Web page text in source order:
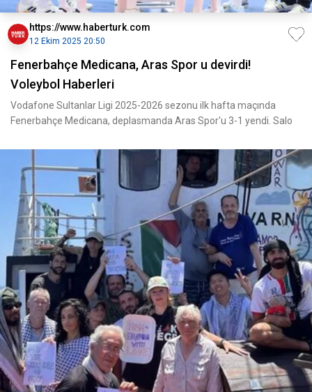
https://www.haberturk.com
12 Ekim 2025 20:50
Fenerbahçe Medicana, Aras Spor u devirdi!
Voleybol Haberleri
Vodafone Sultanlar Ligi 2025-2026 sezonu ilk hafta maçında
Fenerbahçe Medicana, deplasmanda Aras Spor'u 3-1 yendi. Salo